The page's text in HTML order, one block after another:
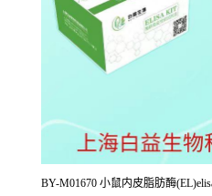
BY-M01670 小鼠内皮脂肪酶